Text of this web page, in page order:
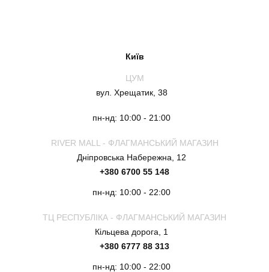
Київ
ЦУМ
вул. Хрещатик, 38
пн-нд: 10:00 - 21:00
RIVER MALL - ФЛАГМАНСЬКИЙ МАГАЗИН
Дніпровська Набережна, 12
+380 6700 55 148
пн-нд: 10:00 - 22:00
ТЦ РЕСПУБЛІКА - ФЛАГМАНСЬКИЙ МАГАЗИН
Кільцева дорога, 1
+380 6777 88 313
пн-нд: 10:00 - 22:00